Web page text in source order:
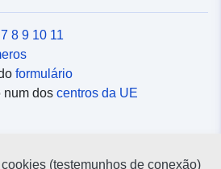
8 9 10 11
formulário
num dos centros da UE
(testemunhos de conexão)